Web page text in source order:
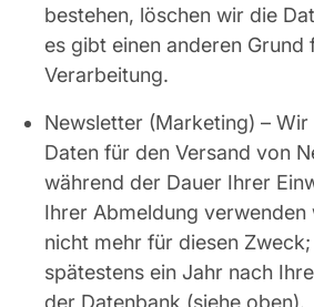
bestehen, löschen wir die
es gibt einen anderen Grund
Verarbeitung.
Newsletter (Marketing) –
Daten für den Versand von
während der Dauer Ihrer
Ihrer Abmeldung verwenden
nicht mehr für diesen
spätestens ein Jahr nach
der Datenbank (siehe oben).